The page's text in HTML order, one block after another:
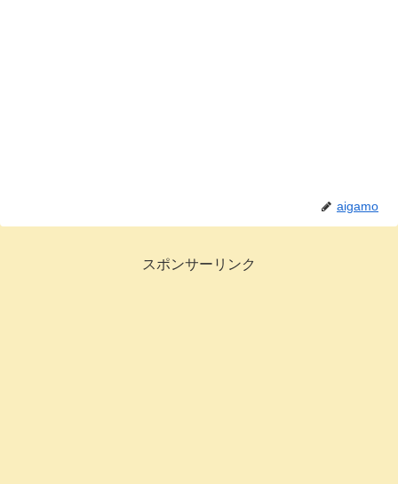
aigamo
スポンサーリンク